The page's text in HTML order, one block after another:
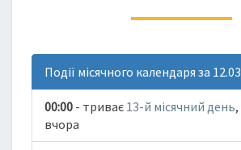
Події місячного календаря за
00:00 - триває 13-й місячний день
вчора